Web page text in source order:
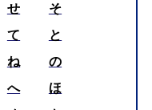
せ
そ
て
と
ね
の
へ
ほ